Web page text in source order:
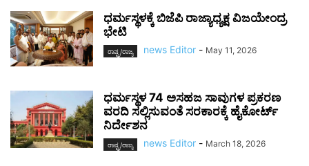
ಧರ್ಮಸ್ಥಳಕ್ಕೆ ಬಿಜೆಪಿ ರಾಜ್ಯಾಧ್ಯಕ್ಷ ವಿಜಯೇಂದ್ರ
ಭೇಟಿ
ರಾಷ್ಟ್ರ/ರಾಜ್ಯ news Editor - May 11, 2026
ಧರ್ಮಸ್ಥಳ 74 ಅಸಹಜ ಸಾವುಗಳ ಪ್ರಕರಣ
ವರದಿ ಸಲ್ಲಿಸುವಂತೆ ಸರಕಾರಕ್ಕೆ ಹೈಕೋರ್ಟ್
ನಿರ್ದೇಶನ
ರಾಷ್ಟ್ರ/ರಾಜ್ಯ news Editor - March 18, 2026